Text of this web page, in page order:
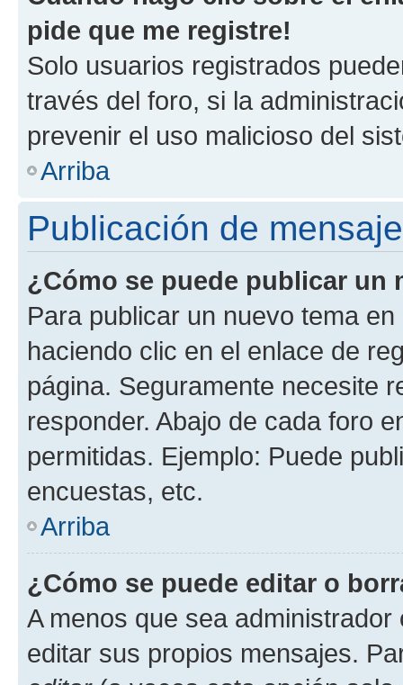
pide que me registre!
Solo usuarios registrados
través del foro, si la
prevenir el uso malicioso del
Arriba
Publicación de
¿Cómo se puede publicar un
Para publicar un nuevo tema
haciendo clic en el enlace de
página. Seguramente necesite
responder. Abajo de cada foro
permitidas. Ejemplo: Puede
encuestas, etc.
Arriba
¿Cómo se puede editar o
A menos que sea
editar sus propios mensajes.